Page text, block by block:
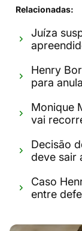
Relacionadas:
Juíza
Henry
para
Monique
vai
Decisão
deve sair
Caso
entre